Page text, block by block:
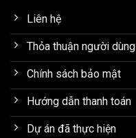
Liên hệ
Thỏa thuận người dùng
Chính sách bảo mật
Hướng dẫn thanh toán
Dự án đã thực hiện